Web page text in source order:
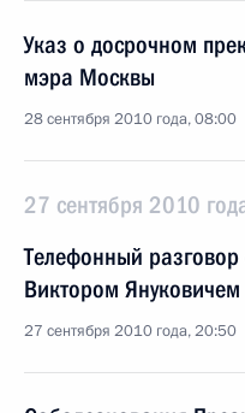
Указ о досрочном
мэра Москвы
28 сентября 2010 года, 08:00
27 сентября 2010
Телефонный
Виктором Януковичем
27 сентября 2010 года, 20:50